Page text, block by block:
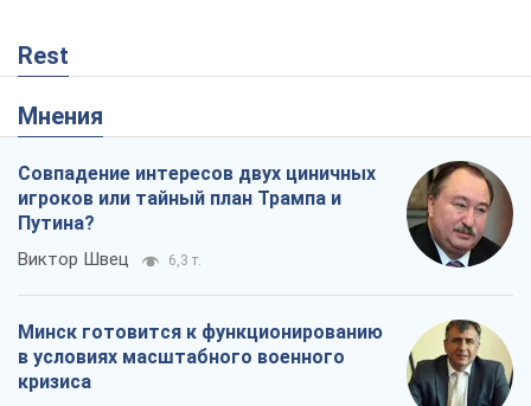
Rest
Мнения
Совпадение интересов двух циничных
игроков или тайный план Трампа и
Путина?
Виктор Швец 6,3 т.
Минск готовится к функционированию
в условиях масштабного военного
кризиса